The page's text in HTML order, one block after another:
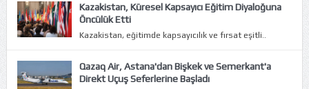
Kazakistan, Küresel Kapsayıcı Eğitim Diyaloğuna
Öncülük Etti
Kazakistan, eğitimde kapsayıcılık ve fırsat eşitli..
Qazaq Air, Astana'dan Bişkek ve Semerkant'a
Direkt Uçuş Seferlerine Başladı